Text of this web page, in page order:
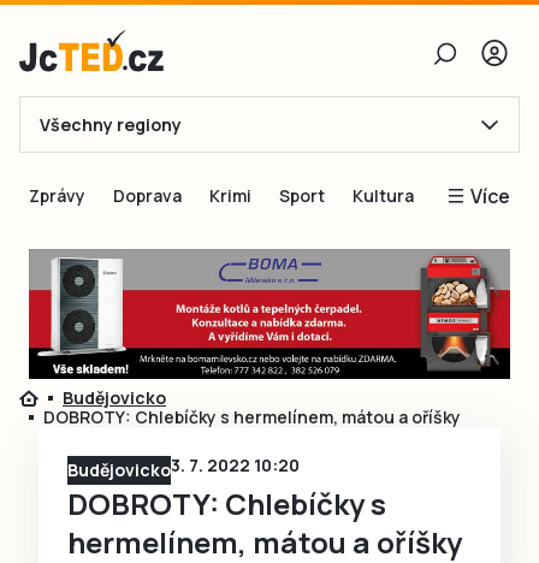
E-mail
Obnovit heslo
Přihlásit se
Přihlásit se přes Facebook
Ještě nemám účet, chci se
Všechny regiony
Zprávy Doprava Krimi Sport Kultura Více
Blogy
Inspirace
Čtenáři píší
Speciální přílohy
Budějovicko
DOBROTY: Chlebíčky s hermelínem, mátou a oříšky
Budějovicko3. 7. 2022 10:20
DOBROTY: Chlebíčky s
hermelínem, mátou a oříšky